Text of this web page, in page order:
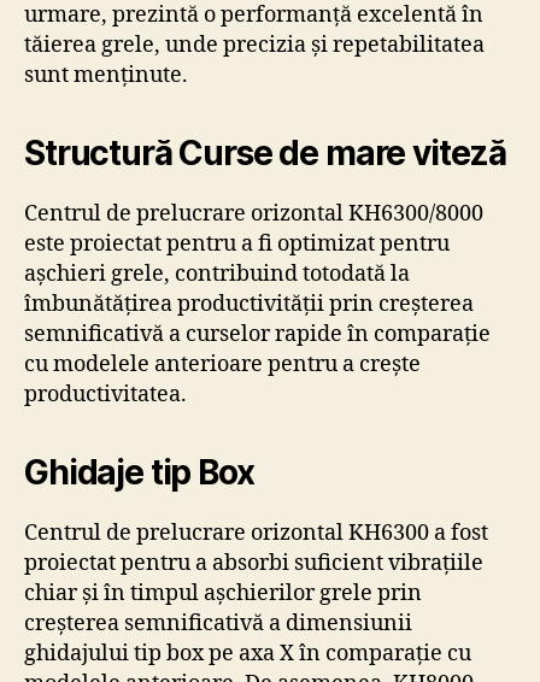
urmare, prezintă o performanță excelentă în
tăierea grele, unde precizia și repetabilitatea
sunt menținute.
Structură Curse de mare viteză
Centrul de prelucrare orizontal KH6300/8000
este proiectat pentru a fi optimizat pentru
așchieri grele, contribuind totodată la
îmbunătățirea productivității prin creșterea
semnificativă a curselor rapide în comparație
cu modelele anterioare pentru a crește
productivitatea.
Ghidaje tip Box
Centrul de prelucrare orizontal KH6300 a fost
proiectat pentru a absorbi suficient vibrațiile
chiar și în timpul așchierilor grele prin
creșterea semnificativă a dimensiunii
ghidajului tip box pe axa X în comparație cu